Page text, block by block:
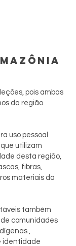
pois ambas
da região
uso pessoal
utilizam
desta região,
fibras,
materiais da
também
comunidades
,
identidade